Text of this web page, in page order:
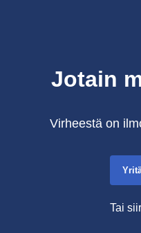
Jotain
Virheestä on
Tai